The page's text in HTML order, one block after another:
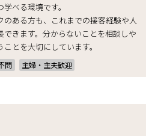
べる環境です。
ある方も、これまでの接客経験や人
できます。分からないことを相談しや
とを大切にしています。
問 主婦・主夫歓迎